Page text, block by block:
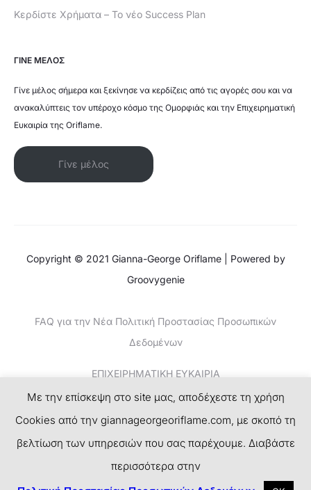
Κερδίστε Χρήματα – Το νέο Success Plan
ΓΙΝΕ ΜΕΛΟΣ
Γίνε μέλος σήμερα και ξεκίνησε να κερδίζεις από τις αγορές σου και να
ανακαλύπτεις τον υπέροχο κόσμο της Ομορφιάς και την Επιχειρηματική
Ευκαιρία της Oriflame.
Γίνε μέλος
Copyright © 2021 Gianna-George Oriflame | Powered by
Groovygenie
FAQ για την Νέα Πολιτική Προστασίας Προσωπικών
Δεδομένων
ΕΠΙΧΕΙΡΗΜΑΤΙΚΗ ΕΥΚΑΙΡΙΑ
ΚΕΡΔΙΣΤΕ ΧΡΗΜΑΤΑ-ΤΟ ΝΕΟ SUCCESS PLAN
a
n
w
i
Με την επίσκεψη στο site μας, αποδέχεστε τη χρήση
Cookies από την giannageorgeoriflame.com, με σκοπό τη
βελτίωση των υπηρεσιών που σας παρέχουμε. Διαβάστε
περισσότερα στην